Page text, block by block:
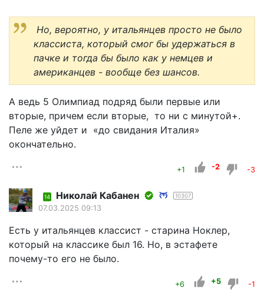
Но, вероятно, у итальянцев просто не было
классиста, который смог бы удержаться в
пачке и тогда бы было как у немцев и
американцев - вообще без шансов.
А ведь 5 Олимпиад подряд были первые или
вторые, причем если вторые, то ни с минутой+.
Пеле же уйдет и «до свидания Италия»
окончательно.
+1 -2 -3
14 Николай Кабанен 10307
07.03.2025 09:13
Есть у итальянцев классист - старина Ноклер,
который на классике был 16. Но, в эстафете
почему-то его не было.
+6 +5 -1